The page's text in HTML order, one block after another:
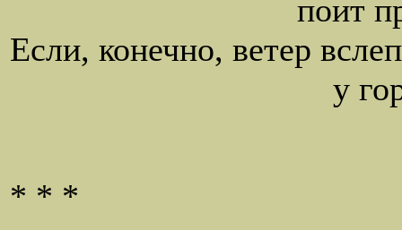
поит
Если, конечно, ветер
у горящих
* * *